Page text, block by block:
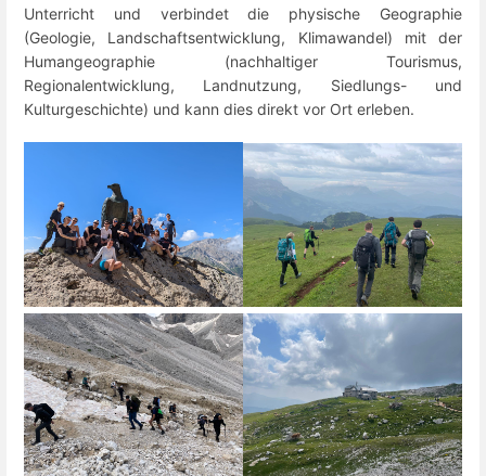
Unterricht und verbindet die physische Geographie
(Geologie, Landschaftsentwicklung, Klimawandel) mit der
Humangeographie (nachhaltiger Tourismus,
Regionalentwicklung, Landnutzung, Siedlungs- und
Kulturgeschichte) und kann dies direkt vor Ort erleben.